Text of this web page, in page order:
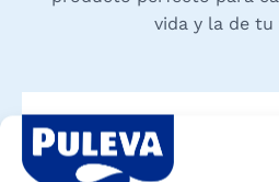
vida y la de tu